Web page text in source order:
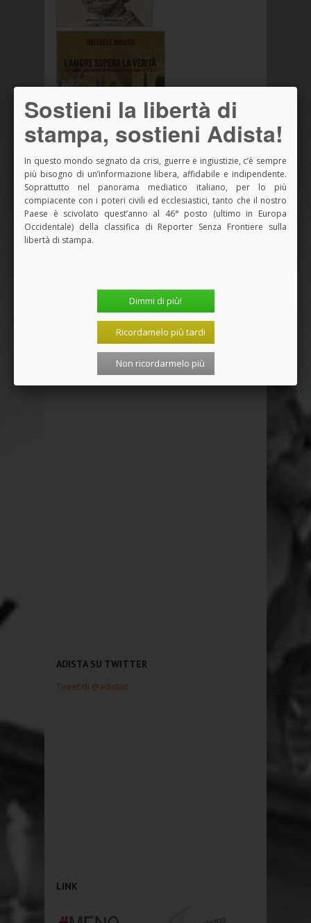
Vedi tutti i Libri
ADISTA SU TWITTER
Tweet di @adistait
LINK
Sostieni la libertà di
stampa, sostieni Adista!
In questo mondo segnato da crisi, guerre e ingiustizie, c’è sempre
più bisogno di un’informazione libera, affidabile e indipendente.
Soprattutto nel panorama mediatico italiano, per lo più
compiacente con i poteri civili ed ecclesiastici, tanto che il nostro
Paese è scivolato quest’anno al 46° posto (ultimo in Europa
Occidentale) della classifica di Reporter Senza Frontiere sulla
libertà di stampa.
Dimmi di più!
Ricordamelo più tardi
Non ricordarmelo più